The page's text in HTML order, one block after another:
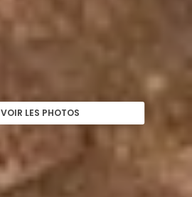
VOIR LES PHOTOS